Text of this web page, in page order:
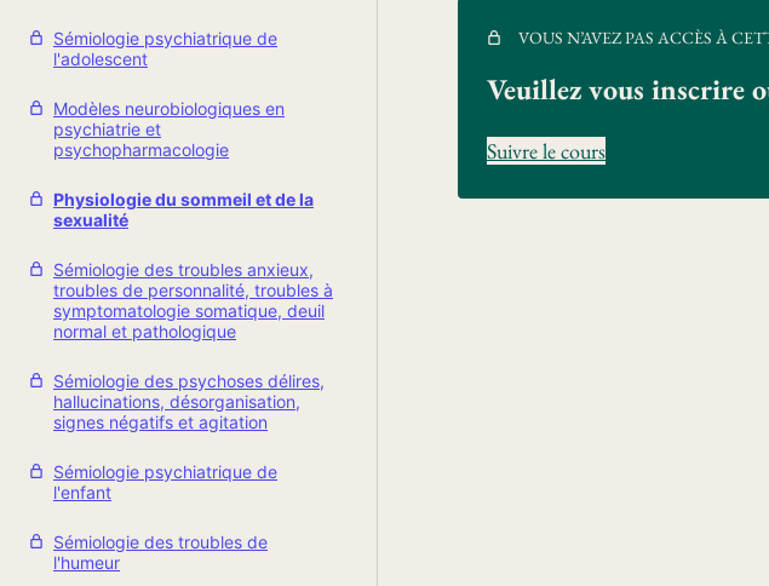
Sémiologie psychiatrique de
l'adolescent
Modèles neurobiologiques en
psychiatrie et
psychopharmacologie
Physiologie du sommeil et de la
sexualité
Sémiologie des troubles anxieux,
troubles de personnalité, troubles à
symptomatologie somatique, deuil
normal et pathologique
Sémiologie des psychoses délires,
hallucinations, désorganisation,
signes négatifs et agitation
Sémiologie psychiatrique de
l'enfant
Sémiologie des troubles de
l'humeur
VOUS N’AVEZ PAS ACCÈS À
Veuillez vous inscrire
Suivre le cours